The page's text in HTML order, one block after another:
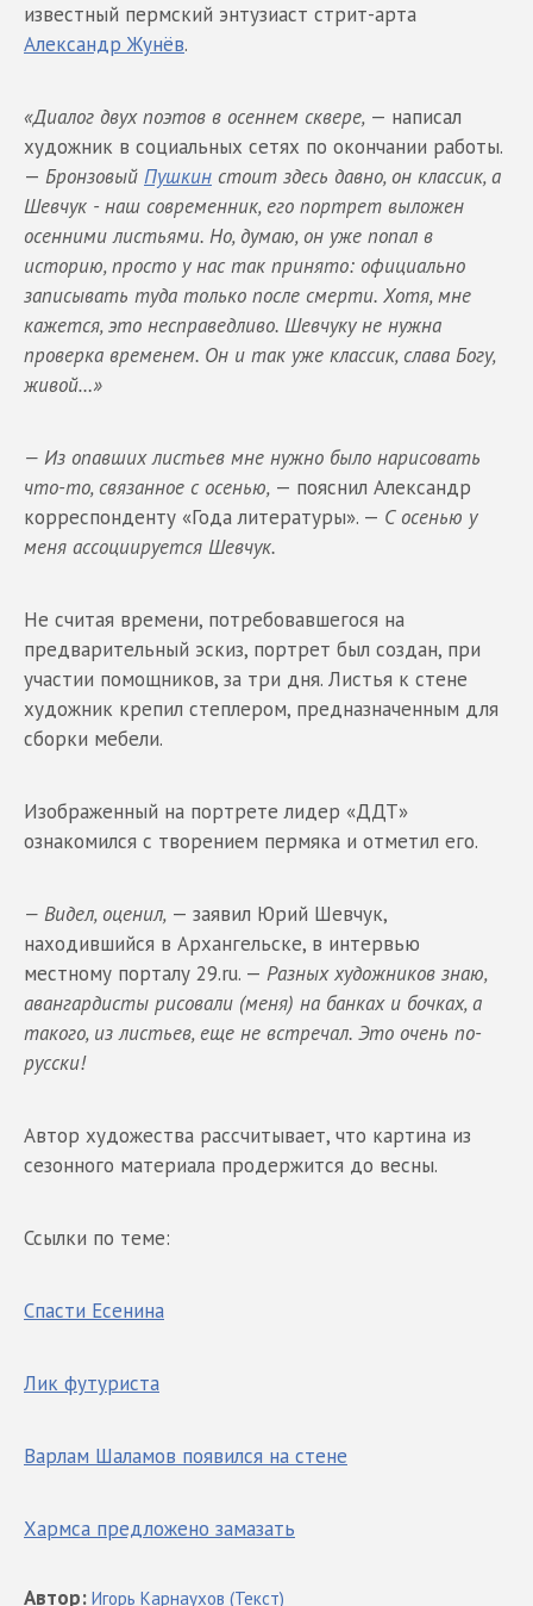
известный пермский энтузиаст стрит-арта
Александр Жунёв.
«Диалог двух поэтов в осеннем сквере, — написал
художник в социальных сетях по окончании работы.
— Бронзовый Пушкин стоит здесь давно, он классик,а
Шевчук - наш современник, его портрет выложен
осенними листьями. Но, думаю, он уже попал в
историю,просто у нас так принято: официально
записывать туда только после смерти. Хотя,мне
кажется,это несправедливо. Шевчуку не нужна
проверка временем. Он и так уже классик, слава Богу,
живой…»
— Из опавших листьев мне нужно было нарисовать
что-то, связанное с осенью, — пояснил Александр
корреспонденту «Года литературы». — С осенью у
меня ассоциируется Шевчук.
Не считая времени, потребовавшегося на
предварительный эскиз, портрет был создан, при
участии помощников, за три дня. Листья к стене
художник крепил степлером, предназначенным для
сборки мебели.
Изображенный на портрете лидер «ДДТ»
ознакомился с творением пермяка и отметил его.
— Видел,оценил, — заявил Юрий Шевчук,
находившийся в Архангельске, в интервью
местному порталу 29.ru. — Разных художников знаю,
авангардисты рисовали (меня) на банках и бочках,а
такого, из листьев, еще не встречал. Это очень по-
русски!
Автор художества рассчитывает, что картина из
сезонного материала продержится до весны.
Ссылки по теме:
Спасти Есенина
Лик футуриста
Варлам Шаламов появился на стене
Хармса предложено замазать
Автор: Игорь Карнаухов (Текст)